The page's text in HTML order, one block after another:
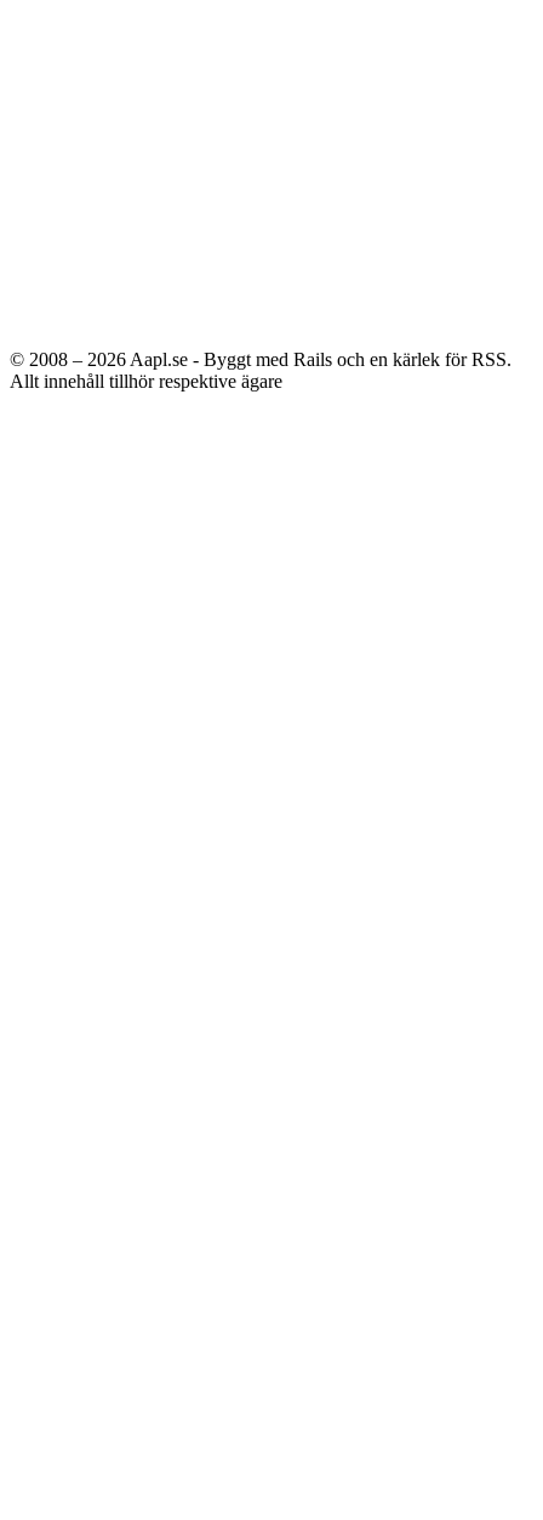
© 2008 – 2026 Aapl.se - Byggt med Rails och en kärlek för RSS.
Allt innehåll tillhör respektive ägare